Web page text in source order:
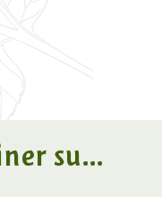
su...